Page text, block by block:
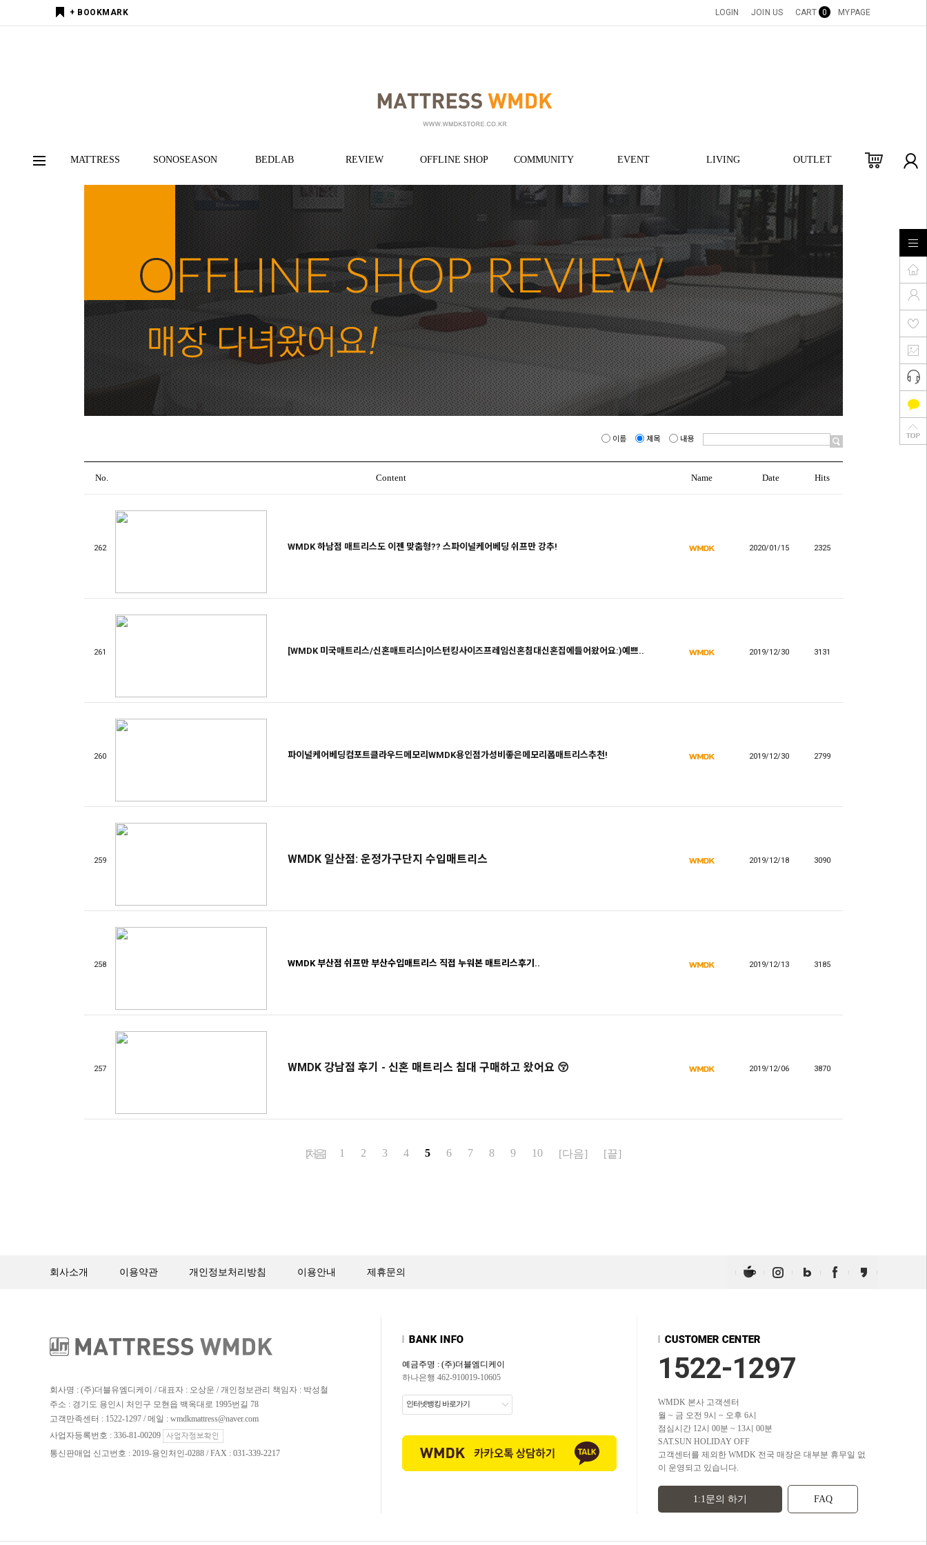
+ BOOKMARK LOGIN JOIN US CART 0 MYPAGE
MATTRESS SONOSEASON BEDLAB REVIEW OFFLINE SHOP COMMUNITY EVENT LIVING OUTLET
이름 제목 내용
No. Content Name Date Hits
262 WMDK 하남점 매트리스도 이젠 맞춤형?? 스파이널케어베딩 쉬프만 강추! 2020/01/15 2325
261 [WMDK 미국매트리스/신혼매트리스]이스턴킹사이즈프레임신혼침대신혼집에들어왔어요:)예쁘.. 2019/12/30 3131
260 파이널케어베딩컴포트클라우드메모리WMDK용인점가성비좋은메모리폼매트리스추천! 2019/12/30 2799
259 WMDK 일산점: 운정가구단지 수입매트리스 2019/12/18 3090
258 WMDK 부산점 쉬프만 부산수입매트리스 직접 누워본 매트리스후기.. 2019/12/13 3185
257 WMDK 강남점 후기 - 신혼 매트리스 침대 구매하고 왔어요 😚 2019/12/06 3870
[처음] 1 2 3 4 5 6 7 8 9 10 [다음] [끝]
회사소개 이용약관 개인정보처리방침 이용안내 제휴문의
회사명 : (주)더블유엠디케이 / 대표자 : 오상운 / 개인정보관리 책임자 : 박성철
주소 : 경기도 용인시 처인구 모현읍 백옥대로 1995번길 78
고객만족센터 : 1522-1297 / 메일 : wmdkmattress@naver.com
사업자등록번호 : 336-81-00209
통신판매업 신고번호 : 2019-용인처인-0288 / FAX : 031-339-2217
예금주명 : (주)더블엠디케이
하나은행 462-910019-10605
인터넷뱅킹 바로가기
1522-1297
WMDK 본사 고객센터
월 ~ 금 오전 9시 ~ 오후 6시
점심시간 12시 00분 ~ 13시 00분
SAT.SUN HOLIDAY OFF
고객센터를 제외한 WMDK 전국 매장은 대부분 휴무일 없
이 운영되고 있습니다.
1:1문의 하기 FAQ